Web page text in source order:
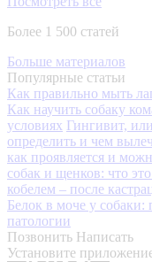
Более 1 500 статей
Больше материалов
Популярные статьи
Как правильно мыть
Как научить собаку
условиях Гингивит,
определить и чем
как проявляется и
собак и щенков: что это
кобелем – после
Белок в моче у
патологии
Позвонить Написать
Установите